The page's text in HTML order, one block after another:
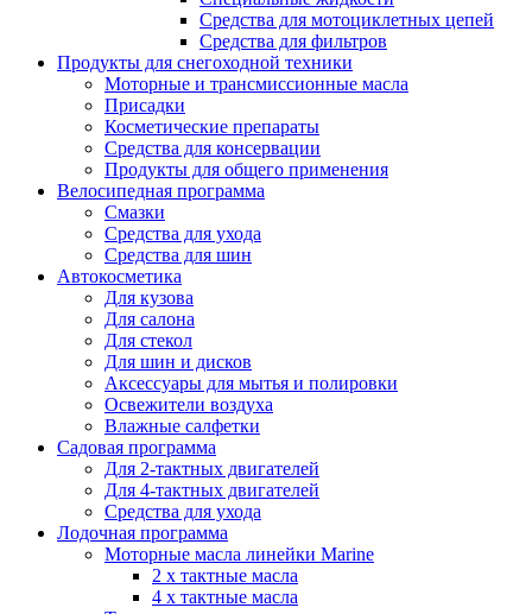
Средства для мотоциклетных цепей
Средства для фильтров
Продукты для снегоходной техники
Моторные и трансмиссионные масла
Присадки
Косметические препараты
Средства для консервации
Продукты для общего применения
Велосипедная программа
Смазки
Средства для ухода
Средства для шин
Автокосметика
Для кузова
Для салона
Для стекол
Для шин и дисков
Аксессуары для мытья и полировки
Освежители воздуха
Влажные салфетки
Садовая программа
Для 2-тактных двигателей
Для 4-тактных двигателей
Средства для ухода
Лодочная программа
Моторные масла линейки Marine
2 х тактные масла
4 х тактные масла